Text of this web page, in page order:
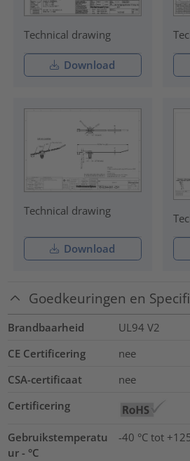
Technical drawing
Download
Technical drawing
Download
Goedkeuringen en
Brandbaarheid
UL94 V2
CE Certificering
nee
CSA-certificaat
nee
Certificering
Gebruikstemperatu
ur - °C
-40 °C tot